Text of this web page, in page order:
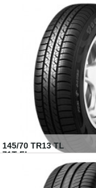
145/70 TR13 TL
71T FI...